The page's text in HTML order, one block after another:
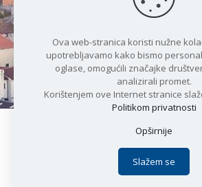
Čudesan spoj
prirode
Copyright © 2021 Općina Karlobag |
Politika privatnosti
Apoc IT
Ova web-stranica koristi nužne
upotrebljavamo kako bismo
oglase, omogućili značajke
analizirali promet.
Korištenjem ove Internet stranice
Politikom privatnosti
Opširnije
Slažem se